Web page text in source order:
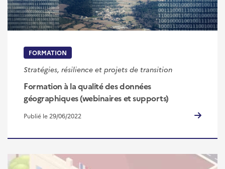
FORMATION
Stratégies, résilience et projets de transition
Formation à la qualité des données
géographiques (webinaires et supports)
Publié le 29/06/2022